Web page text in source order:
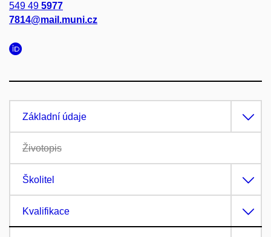
549 49 5977
7814@mail.muni.cz
Základní údaje
Životopis
Školitel
Kvalifikace